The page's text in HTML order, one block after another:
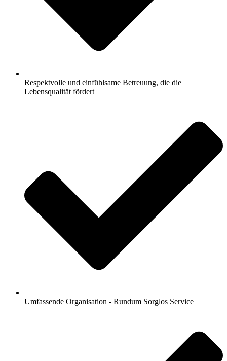
Respektvolle und einfühlsame Betreuung, die die
Lebensqualität fördert
Umfassende Organisation - Rundum Sorglos Service